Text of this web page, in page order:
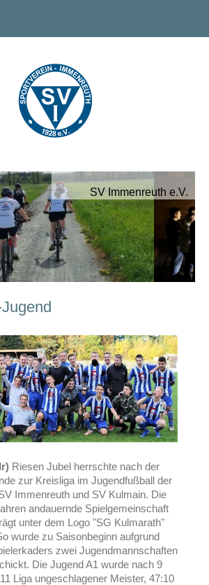
SV Immenreuth e.V.
Riesen Jubel herrschte nach der
zur Kreisliga im Jugendfußball der
Immenreuth und SV Kulmain. Die
andauernde Spielgemeinschaft
unter dem Logo "SG Kulmarath"
wurde zu Saisonbeginn aufgrund
zwei Jugendmannschaften
Die Jugend A1 wurde nach 9
Liga ungeschlagener Meister, 47:10